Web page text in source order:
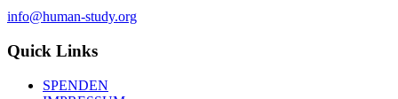
info@human-study.org
Quick Links
SPENDEN